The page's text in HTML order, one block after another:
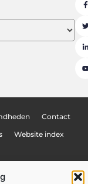
Contact
Website index
de top van Google tilt